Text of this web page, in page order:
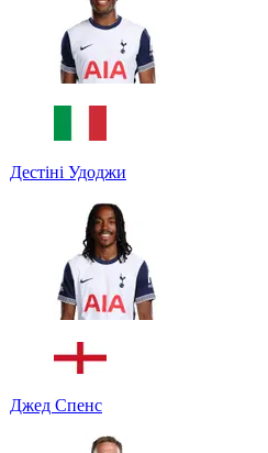
Дестіні Удоджи
Джед Спенс